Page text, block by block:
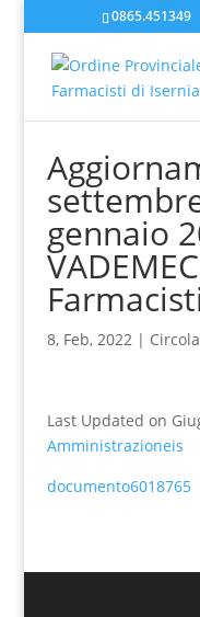
0865.451349
gennaio
8, Feb, 2022|
Last Updated on
Amministrazioneis
documento6018765